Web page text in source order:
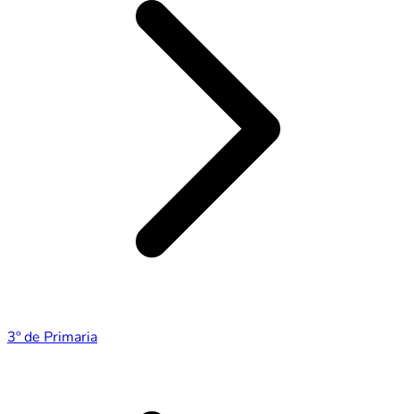
3º de Primaria